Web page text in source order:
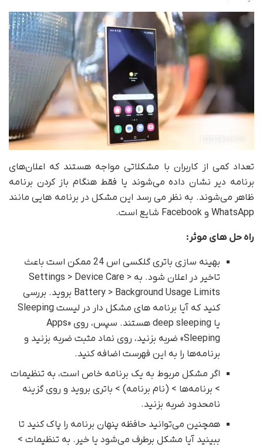
تعداد کمی از کاربران با مشکلاتی مواجه هستند که اعلان‌های
برنامه دیر نشان داده می‌شوند یا فقط هنگام باز کردن برنامه
ظاهر می‌شوند. به نظر می رسد این مشکل در برنامه هایی مانند
WhatsApp و Facebook شایع است.
راه حل های موثر:
بهینه سازی باتری گلکسی اس 24 ممکن است باعث
تاخیر در اعلان شود. به Settings > Device Care >
Battery > Background Usage Limits بروید. بررسی
کنید که آیا برنامه های مشکل دار در لیست Sleeping
یا deep sleeping هستند. سپس، روی «Apps
Sleeping» ضربه بزنید، روی نماد مثبت ضربه بزنید و
برنامه‌ها را به این فهرست اضافه کنید.
اگر مشکل مربوط به یک برنامه خاص است، به تنظیمات
> برنامه‌ها > (نام برنامه) > باتری بروید و روی گزینه
نامحدود ضربه بزنید.
همچنین می‌توانید حافظه پنهان برنامه را پاک کنید تا
ببینید آیا مشکل برطرف می‌شود یا خیر. به تنظیمات >